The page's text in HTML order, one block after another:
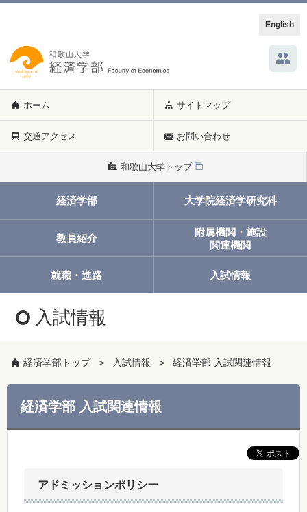
English
ホーム サイトマップ
交通アクセス お問い合わせ
和歌山大学トップ
経済学部 大学院経済学研究科
教員紹介
附属機関・施設
関連機関
就職・進路 入試情報
入試情報
経済学部トップ 入試情報 経済学部 入試関連情報
経済学部 入試関連情報
アドミッションポリシー